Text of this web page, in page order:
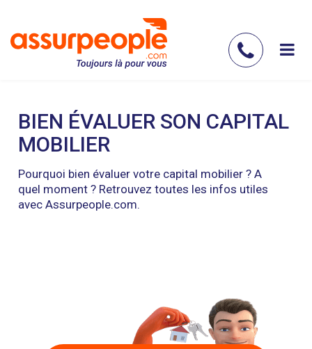
contenu
nous
BIEN ÉVALUER SON CAPITAL
MOBILIER
Pourquoi bien évaluer votre capital mobilier ? A
quel moment ? Retrouvez toutes les infos utiles
avec Assurpeople.com.